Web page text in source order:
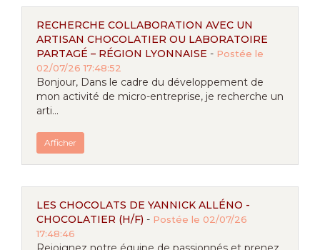
RECHERCHE COLLABORATION AVEC UN
ARTISAN CHOCOLATIER OU LABORATOIRE
PARTAGÉ – RÉGION LYONNAISE - Postée le
02/07/26 17:48:52
Bonjour, Dans le cadre du développement de
mon activité de micro-entreprise, je recherche un
arti...
Afficher
LES CHOCOLATS DE YANNICK ALLÉNO -
CHOCOLATIER (H/F) - Postée le 02/07/26
17:48:46